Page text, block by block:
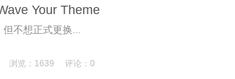
Your Theme
不想正式更换...
浏览：1639 评论：0